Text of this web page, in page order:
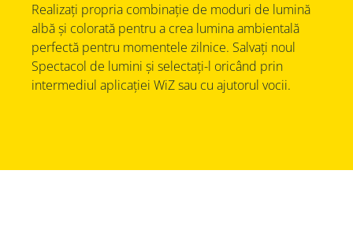
Realizați propria combinație de moduri de lumină
albă și colorată pentru a crea lumina ambientală
perfectă pentru momentele zilnice. Salvați noul
Spectacol de lumini și selectați-l oricând prin
intermediul aplicației WiZ sau cu ajutorul vocii.